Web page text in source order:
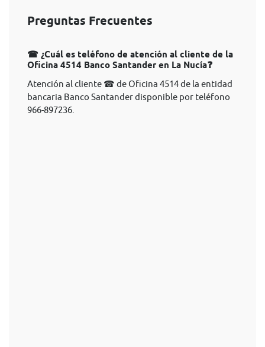
Preguntas Frecuentes
☎ ¿Cuál es teléfono de atención al cliente de la
Oficina 4514 Banco Santander en La Nucía❓
Atención al cliente ☎ de Oficina 4514 de la entidad
bancaria Banco Santander disponible por teléfono
966-897236.